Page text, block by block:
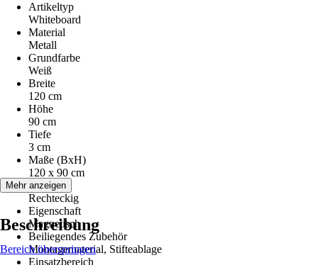
Artikeltyp
Whiteboard
Material
Metall
Grundfarbe
Weiß
Breite
120 cm
Höhe
90 cm
Tiefe
3 cm
Maße (BxH)
120 x 90 cm
Form
Rechteckig
Eigenschaft
Magnetisch
Beiliegendes Zubehör
Montagematerial, Stifteablage
Einsatzbereich
Mehr anzeigen
Beschreibung
Bereich überspringen